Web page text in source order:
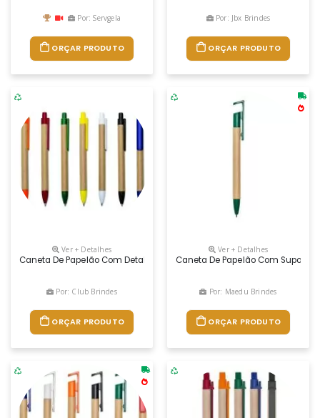
Por: Servgela
ORÇAR PRODUTO
Por: Jbx Brindes
ORÇAR PRODUTO
Ver + Detalhes
Caneta De Papelão Com Detalhes Plásticos, Carga Esferográfica Azul
Por: Club Brindes
ORÇAR PRODUTO
Ver + Detalhes
Caneta De Papelão Com Suporte
Por: Maedu Brindes
ORÇAR PRODUTO